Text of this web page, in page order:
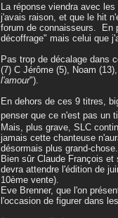
La réponse viendra avec
j'avais raison, et que le hit
forum de connaisseurs. En
décoffrage" mais celui que
Pas trop de décalage dans
(7) C Jérôme (5), Noam
l'amour").
En dehors de ces 9 titres,
penser que ce n'est pas un
Mais, plus grave, SLC
jamais cette chanteuse
désormais plus grand-chose...
Bien sûr Claude François et
devra attendre l'édition de
10ème vente).
Eve Brenner, que l'on
l'occasion de figurer dans